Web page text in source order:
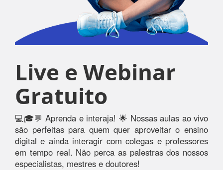
Live e Webinar
Gratuito
💻🎓💬 Aprenda e interaja! 🌟 Nossas aulas ao vivo
são perfeitas para quem quer aproveitar o ensino
digital e ainda interagir com colegas e professores
em tempo real. Não perca as palestras dos nossos
especialistas, mestres e doutores!